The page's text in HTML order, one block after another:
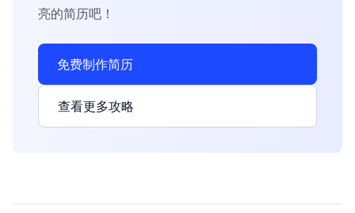
亮的简历吧！
免费制作简历
查看更多攻略